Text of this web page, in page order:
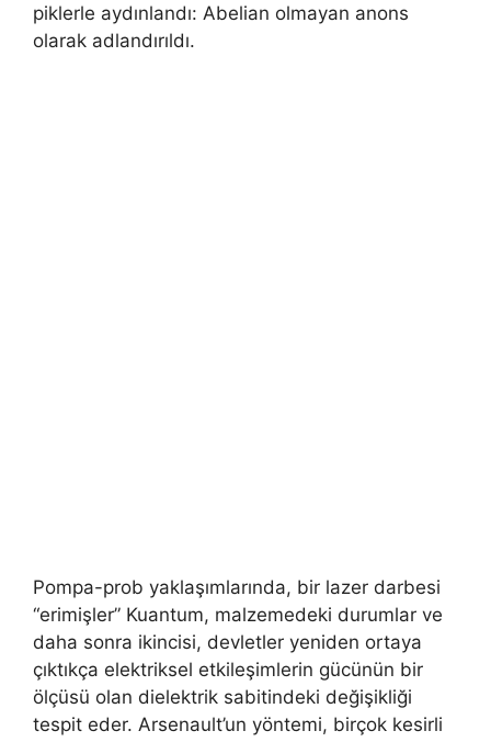
piklerle aydınlandı: Abelian olmayan anons
olarak adlandırıldı.
Pompa-prob yaklaşımlarında, bir lazer darbesi
“erimişler” Kuantum, malzemedeki durumlar ve
daha sonra ikincisi, devletler yeniden ortaya
çıktıkça elektriksel etkileşimlerin gücünün bir
ölçüsü olan dielektrik sabitindeki değişikliği
tespit eder. Arsenault’un yöntemi, birçok kesirli